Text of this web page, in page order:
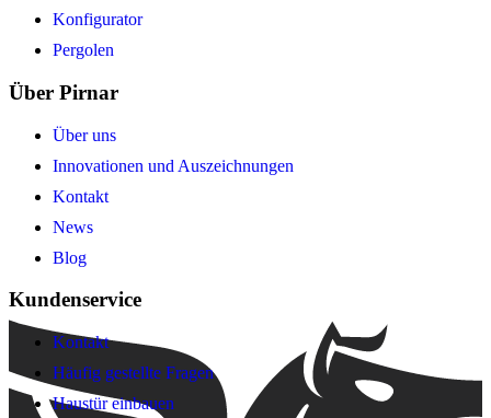
Konfigurator
Pergolen
Über Pirnar
Über uns
Innovationen und Auszeichnungen
Kontakt
News
Blog
Kundenservice
Kontakt
Häufig gestellte Fragen
Haustür einbauen